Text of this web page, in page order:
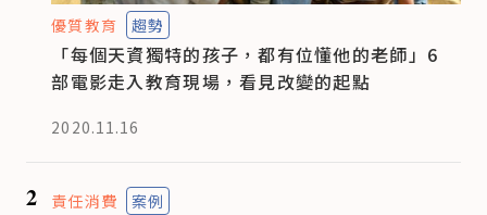
優質教育 趨勢
「每個天資獨特的孩子，都有位懂他的老師」6
部電影走入教育現場，看見改變的起點
2020.11.16
2 責任消費 案例